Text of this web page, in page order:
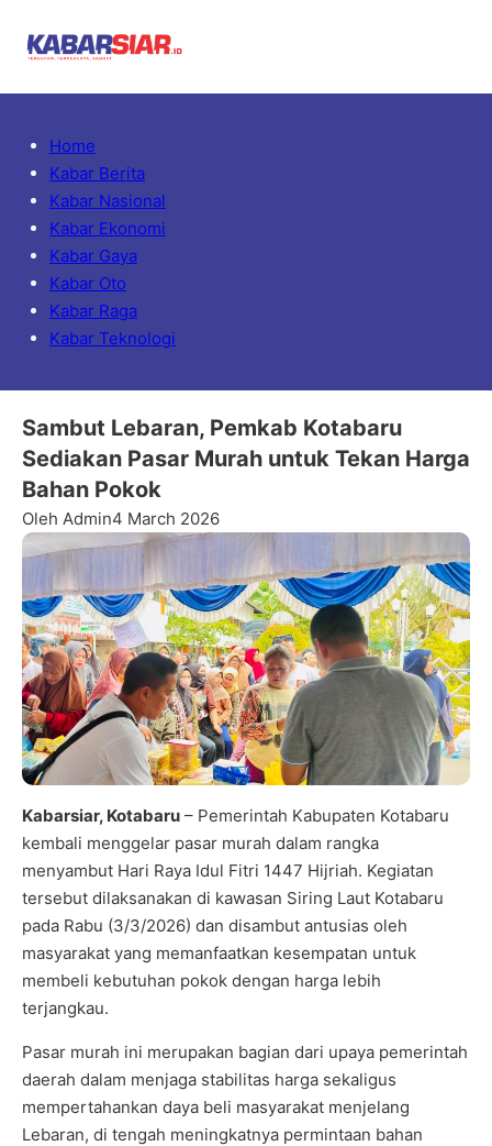
Home
Kabar Berita
Kabar Nasional
Kabar Ekonomi
Kabar Gaya
Kabar Oto
Kabar Raga
Kabar Teknologi
Sambut Lebaran, Pemkab Kotabaru
Sediakan Pasar Murah untuk Tekan Harga
Bahan Pokok
Oleh Admin4 March 2026
Kabarsiar, Kotabaru – Pemerintah Kabupaten Kotabaru
kembali menggelar pasar murah dalam rangka
menyambut Hari Raya Idul Fitri 1447 Hijriah. Kegiatan
tersebut dilaksanakan di kawasan Siring Laut Kotabaru
pada Rabu (3/3/2026) dan disambut antusias oleh
masyarakat yang memanfaatkan kesempatan untuk
membeli kebutuhan pokok dengan harga lebih
terjangkau.
Pasar murah ini merupakan bagian dari upaya pemerintah
daerah dalam menjaga stabilitas harga sekaligus
mempertahankan daya beli masyarakat menjelang
Lebaran, di tengah meningkatnya permintaan bahan